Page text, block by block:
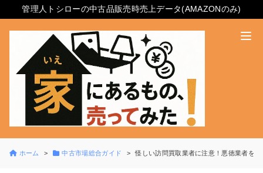
管理人トシローの中古品販売時売上データ(AMAZONのみ)
ホーム 中古市場総合ガイド 怪しい訪問買取業者に注意！悪徳業者を